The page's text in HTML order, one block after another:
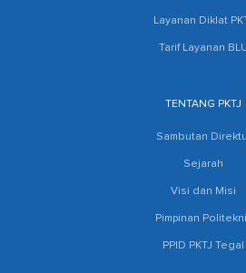
Layanan Diklat
Tarif Layanan
TENTANG PKTJ
Sambutan
Sejarah
Visi dan Misi
Pimpinan
PPID PKTJ Tegal